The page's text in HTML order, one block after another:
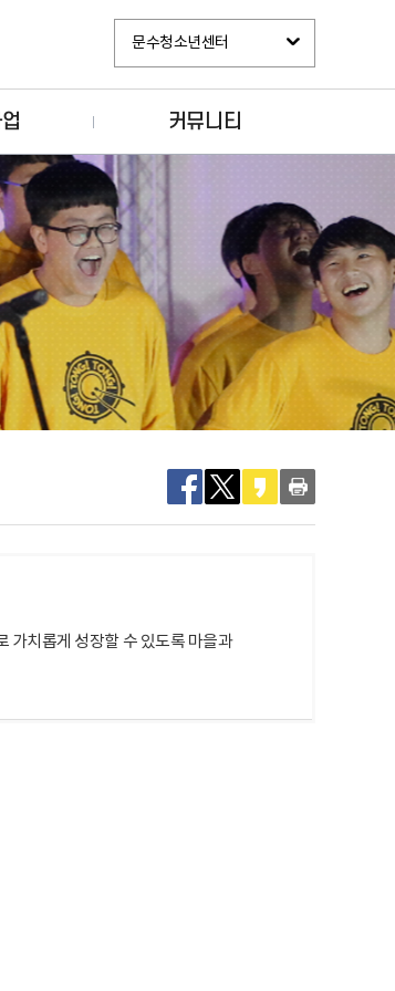
문수청소년센터
커뮤니티
가치롭게 성장할 수 있도록 마을과